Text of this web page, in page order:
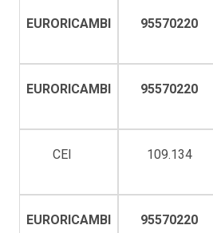
EURORICAMBI 95570220
EURORICAMBI 95570220
CEI 109.134
EURORICAMBI 95570220